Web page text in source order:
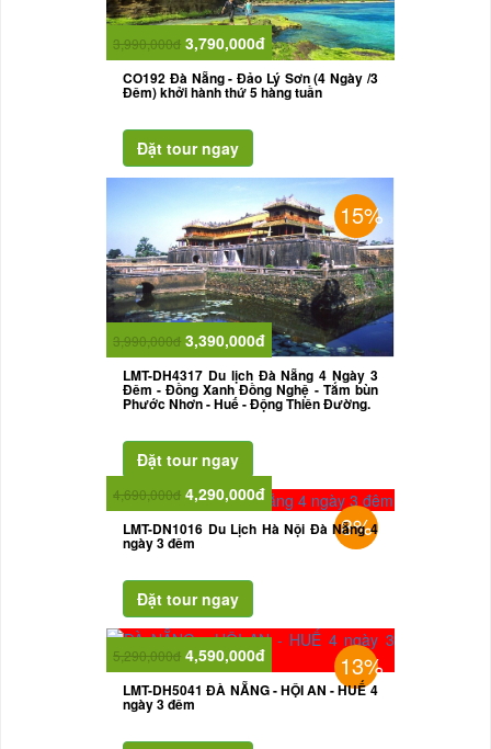
3,990,000đ 3,790,000đ
CO192 Đà Nẵng - Đảo Lý Sơn (4 Ngày /3
Đêm) khởi hành thứ 5 hàng tuần
15%
3,990,000đ 3,390,000đ
LMT-DH4317 Du lịch Đà Nẵng 4 Ngày 3
Đêm - Đồng Xanh Đồng Nghệ - Tắm bùn
Phước Nhơn - Huế - Động Thiên Đường.
8%
4,690,000đ 4,290,000đ
LMT-DN1016 Du Lịch Hà Nội Đà Nẵng 4
ngày 3 đêm
13%
5,290,000đ 4,590,000đ
LMT-DH5041 ĐÀ NẴNG - HỘI AN - HUẾ 4
ngày 3 đêm